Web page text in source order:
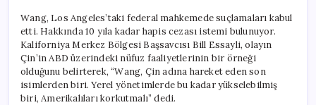
Wang, Los Angeles’taki federal mahkemede suçlamaları kabul
etti. Hakkında 10 yıla kadar hapis cezası istemi bulunuyor.
Kaliforniya Merkez Bölgesi Başsavcısı Bill Essayli, olayın
Çin’in ABD üzerindeki nüfuz faaliyetlerinin bir örneği
olduğunu belirterek, “Wang, Çin adına hareket eden son
isimlerden biri. Yerel yönetimlerde bu kadar yükselebilmiş
biri, Amerikalıları korkutmalı” dedi.